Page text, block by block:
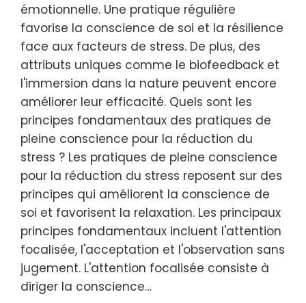
émotionnelle. Une pratique régulière
favorise la conscience de soi et la résilience
face aux facteurs de stress. De plus, des
attributs uniques comme le biofeedback et
l'immersion dans la nature peuvent encore
améliorer leur efficacité. Quels sont les
principes fondamentaux des pratiques de
pleine conscience pour la réduction du
stress ? Les pratiques de pleine conscience
pour la réduction du stress reposent sur des
principes qui améliorent la conscience de
soi et favorisent la relaxation. Les principaux
principes fondamentaux incluent l'attention
focalisée, l'acceptation et l'observation sans
jugement. L'attention focalisée consiste à
diriger la conscience…